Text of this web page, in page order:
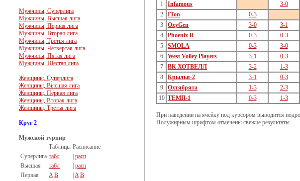
Мужчины, Суперлига
Мужчины, Высшая лига
Мужчины, Первая лига
Мужчины, Вторая лига
Мужчины, Третья лига
Мужчины, Четвертая лига
Мужчины, Пятая лига
Мужчины, Шестая лига
Женщины, Суперлига
Женщины, Высшая лига
Женщины, Первая лига
Женщины, Вторая лига
Женщины, Третья лига
Круг 2
Мужской турнир
Таблицы Расписание
Суперлига табл
расп
Высшая
табл
расп
Первая
A B A B
1 Infamous 3-0
2
ITon 0-3
3
OxyGen 3-0 3-1
4
Phoenix R 0-3 0-3
5
SMOLA 0-3 3-0
6
West Volley Players 3-1 0-3
7
ВК ХОТВЕЛЛ 3-2 1-3
8
Крылья-2 3-1 0-3
9
Охтябрята 1-3 2-3
10 ТЕМП-1 0-3 1-3
При наведении на ячейку под курсором выводится
Полужирным шрифтом отмечены свежие результаты.